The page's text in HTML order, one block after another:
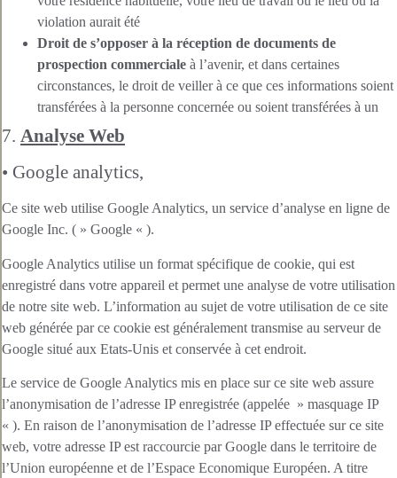
violation aurait été
Droit de s’opposer à la réception de documents de
prospection commerciale à l’avenir, et dans certaines
circonstances, le droit de veiller à ce que ces informations soient
transférées à la personne concernée ou soient transférées à un
7. Analyse Web
• Google analytics,
Ce site web utilise Google Analytics, un service d’analyse en ligne de
Google Inc. ( » Google « ).
Google Analytics utilise un format spécifique de cookie, qui est
enregistré dans votre appareil et permet une analyse de votre utilisation
de notre site web. L’information au sujet de votre utilisation de ce site
web générée par ce cookie est généralement transmise au serveur de
Google situé aux Etats-Unis et conservée à cet endroit.
Le service de Google Analytics mis en place sur ce site web assure
l’anonymisation de l’adresse IP enregistrée (appelée » masquage IP
« ). En raison de l’anonymisation de l’adresse IP effectuée sur ce site
web, votre adresse IP est raccourcie par Google dans le territoire de
l’Union européenne et de l’Espace Economique Européen. A titre